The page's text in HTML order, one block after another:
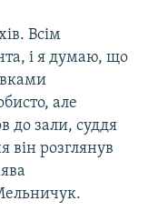
Всім
і я думаю, що
але
до зали, суддя
він розглянув